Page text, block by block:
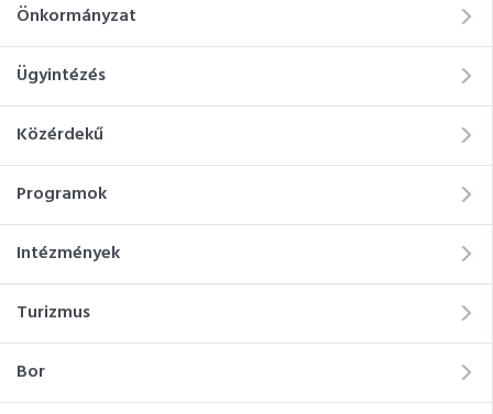
Önkormányzat
Ügyintézés
Közérdekű
Programok
Intézmények
Turizmus
Bor